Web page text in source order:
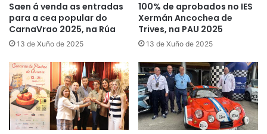
Saen á venda as entradas
para a cea popular do
CarnaVrao 2025, na Rúa
13 de Xuño de 2025
100% de aprobados no IES
Xermán Ancochea de
Trives, na PAU 2025
13 de Xuño de 2025